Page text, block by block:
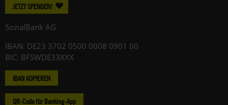
JETZT SPENDEN!
SozialBank AG
IBAN: DE23 3702 0500 0008 0901 00
BIC: BFSWDE33XXX
IBAN KOPIEREN
QR-Code für Banking-App